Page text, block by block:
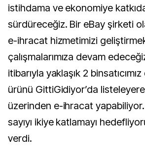
istihdama ve ekonomiye
sürdüreceğiz. Bir eBay şirketi
e-ihracat hizmetimizi
çalışmalarımıza devam
itibarıyla yaklaşık 2
ürünü GittiGidiyor’da
üzerinden e-ihracat yapabiliyor.
sayıyı ikiye katlamayı
verdi.